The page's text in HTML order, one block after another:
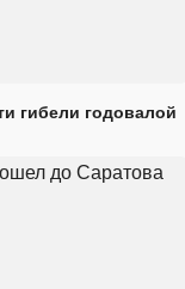
гибели годовалой